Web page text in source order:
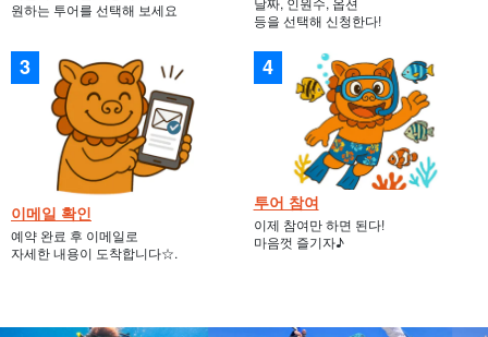
원하는 투어를 선택해 보세요
등을 선택해 신청한다!
이메일 확인
예약 완료 후 이메일로
자세한 내용이 도착합니다☆.
투어 참여
이제 참여만 하면 된다!
마음껏 즐기자♪